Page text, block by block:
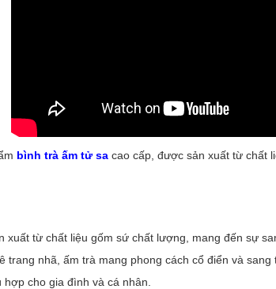
bình trà ấm tử sa cao cấp, được sản xuất từ chất
từ chất liệu gốm sứ chất lượng, mang đến sự
trang nhã, ấm trà mang phong cách cổ điển và sang
cho gia đình và cá nhân.